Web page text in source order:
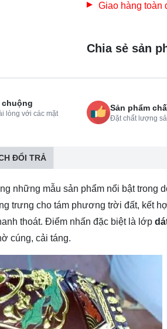
Giao hàng toàn
Chia sẻ sản
lòng với các mặt
Sản phẩm
Đặt chất lượng
ĐỔI TRẢ
những mẫu sản phẩm nổi bật trong
trưng cho tám phương trời đất, kết
thoát. Điểm nhấn đặc biệt là lớp
cúng, cải táng.